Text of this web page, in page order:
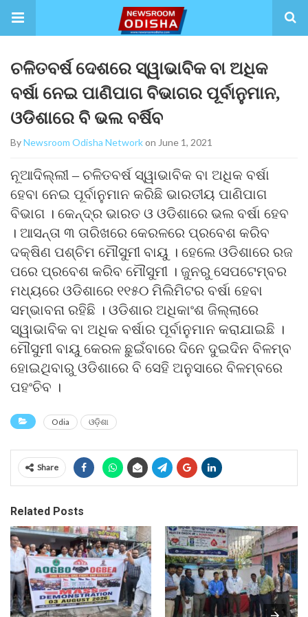
ଚଳିତବର୍ଷ ଦେଶରେ ସ୍ୱାଭାବିକ ବା ଅଧିକ
ବର୍ଷା ନେଇ ପାଣିପାଗ ବିଭାଗର ପୂର୍ବାନୁମାନ,
ଓଡିଶାରେ ବି ଭଲ ବର୍ଷିବ
ByNewsroom Odisha Networkon June 1, 2021
ନୂଆଦିଲ୍ଲୀ – ଚଳିତବର୍ଷ ସ୍ୱାଭାବିକ ବା ଅଧିକ ବର୍ଷା
ହେବା ନେଇ ପୂର୍ବାନୁମାନ କରିଛି ଭାରତୀୟ ପାଣିପାଗ
ବିଭାଗ । କେନ୍ଦ୍ର ଭାରତ ଓ ଓଡିଶାରେ ଭଲ ବର୍ଷା ହେବ
। ଆସନ୍ତା ୩ ତାରିଖରେ କେରଳରେ ପ୍ରବେଶ କରିବ
ଦକ୍ଷିଣ ପଶ୍ଚିମ ମୌସୁମୀ ବାୟୁ । ହେଲେ ଓଡିଶାରେ ରଜ
ପରେ ପ୍ରବେଶ କରିବ ମୌସୁମୀ । ଜୁନରୁ ସେପଟେମ୍ବର
ମଧ୍ୟରେ ଓଡିଶାରେ ୧୧୫୦ ମିଲିମିଟର ବର୍ଷା ହେବା
ସମ୍ଭାବନା ରହିଛି । ଓଡିଶାର ଅଧିକାଂଶ ଜିଲ୍ଲାରେ
ସ୍ୱାଭାବିକ ବା ଅଧିକ ବର୍ଷାର ପୂର୍ବାନୁମାନ କରାଯାଇଛି ।
ମୌସୁମୀ ବାୟୁ କେରଳ ଛୁଇଁବାରେ ଦିନେ ଦୁଇଦିନ ବିଳମ୍ବ
ହୋଇଥିବାରୁ ଓଡିଶାରେ ବି ସେହି ଅନୁସାରେ ବିଳମ୍ବରେ
ପହଂଚିବ ।
Odia ଓଡ଼ିଶା
Share
Related Posts